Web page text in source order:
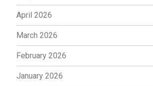
April 2026
March 2026
February 2026
January 2026